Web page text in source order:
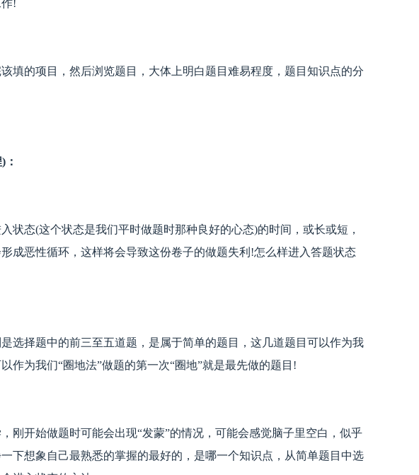
!
填的项目，然后浏览题目，大体上明白题目难易程度，题目知识点的分
状态(这个状态是我们平时做题时那种良好的心态)的时间，或长或短，
成恶性循环，这样将会导致这份卷子的做题失利!怎么样进入答题状态
选择题中的前三至五道题，是属于简单的题目，这几道题目可以作为我
作为我们“圈地法”做题的第一次“圈地”就是最先做的题目!
刚开始做题时可能会出现“发蒙”的情况，可能会感觉脑子里空白，似乎
下想象自己最熟悉的掌握的最好的，是哪一个知识点，从简单题目中选